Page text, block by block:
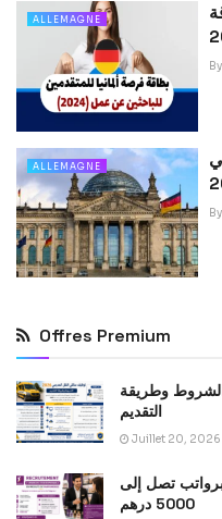
ALLEMAGNE
By
ALLEMAGNE
By
Offres Premium
النقل المدرسي 2026: الشروط وطريقة
التقديم
Juillet 20, 2026
تصل إلى
5000 درهم